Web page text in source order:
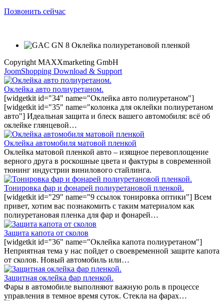
Позвонить сейчас
Copyright MAXXmarketing GmbH
JoomShopping Download & Support
Оклейка авто полиуретаном.
[widgetkit id="34" name="Оклейка авто полиуретаном"]
[widgetkit id="35" name="колонка для оклейки полиуретаном
авто"] Идеальная защита и блеск вашего автомобиля: всё об
оклейке глянцевой…
Оклейка автомобиля матовой пленкой
Оклейка матовой пленкой авто – изящное перевоплощение
верного друга в роскошные цвета и фактуры в современной
тюнинг индустрии винилового стайлинга.
Тонировка фар и фонарей полиуретановой пленкой.
[widgetkit id="29" name="9 ссылок тонировка оптики"] Всем
привет, хотим вас познакомить с таким материалом как
полиуретановая пленка для фар и фонарей…
Защита капота от сколов
[widgetkit id="36" name="Оклейка капота полиуретаном"]
Неприятная тема у нас пойдет о своевременной защите капота
от сколов. Новый автомобиль или…
Защитная оклейка фар пленкой.
Фары в автомобиле выполняют важную роль в процессе
управления в темное время суток. Стекла на фарах…